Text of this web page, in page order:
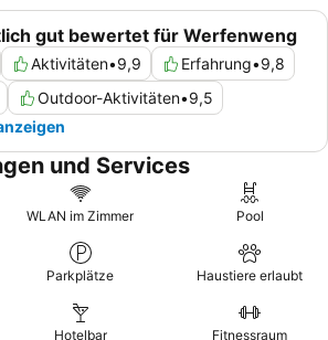
gut bewertet für Werfenweng
Aktivitäten•9,9 Erfahrung•9,8
Outdoor-Aktivitäten•9,5
und Services
WLAN im Zimmer Pool
Parkplätze Haustiere erlaubt
Hotelbar Fitnessraum